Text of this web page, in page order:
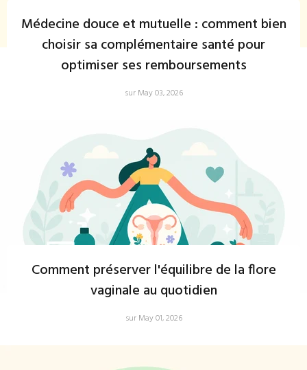
Médecine douce et mutuelle : comment bien
choisir sa complémentaire santé pour
optimiser ses remboursements
sur May 03, 2026
Comment préserver l'équilibre de la flore
vaginale au quotidien
sur May 01, 2026